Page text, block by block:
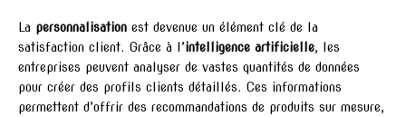
La personnalisation est devenue un élément clé de la
satisfaction client. Grâce à l’intelligence artificielle, les
entreprises peuvent analyser de vastes quantités de données
pour créer des profils clients détaillés. Ces informations
permettent d’offrir des recommandations de produits sur mesure,